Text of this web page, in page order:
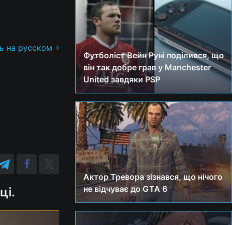
на русском
Футболіст Вейн Руні поділився, що
він так добре грав у Manchester
United завдяки PSP
Актор Тревора зізнався, що нічого
не відчуває до GTA 6